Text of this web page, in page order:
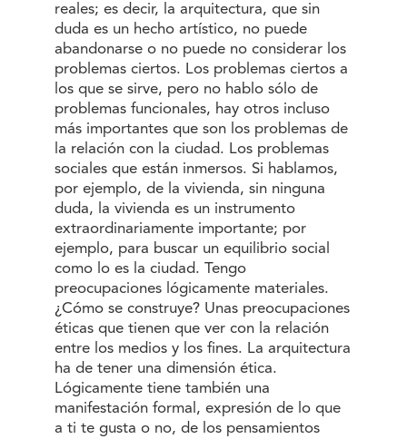
reales; es decir, la arquitectura, que sin
duda es un hecho artístico, no puede
abandonarse o no puede no considerar los
problemas ciertos. Los problemas ciertos a
los que se sirve, pero no hablo sólo de
problemas funcionales, hay otros incluso
más importantes que son los problemas de
la relación con la ciudad. Los problemas
sociales que están inmersos. Si hablamos,
por ejemplo, de la vivienda, sin ninguna
duda, la vivienda es un instrumento
extraordinariamente importante; por
ejemplo, para buscar un equilibrio social
como lo es la ciudad. Tengo
preocupaciones lógicamente materiales.
¿Cómo se construye? Unas preocupaciones
éticas que tienen que ver con la relación
entre los medios y los fines. La arquitectura
ha de tener una dimensión ética.
Lógicamente tiene también una
manifestación formal, expresión de lo que
a ti te gusta o no, de los pensamientos